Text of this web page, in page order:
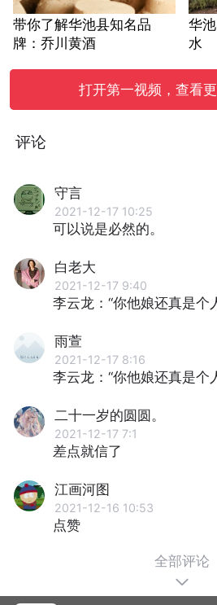
带你了解华池县知名品
牌：乔川黄酒
华
水
打开第一视频，查看
评论
守言
2021-12-17 10:25
可以说是必然的。
白老大
2021-12-17 9:40
李云龙：“你他娘还真是个
雨萱
2021-12-17 8:16
李云龙：“你他娘还真是个
二十一岁的圆圆。
2021-12-17 7:1
差点就信了
江画河图
2021-12-16 10:53
点赞
全部评论